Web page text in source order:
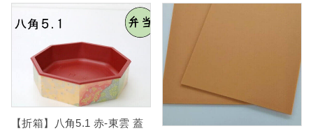
【折箱】八角5.1 赤-東雲 蓋